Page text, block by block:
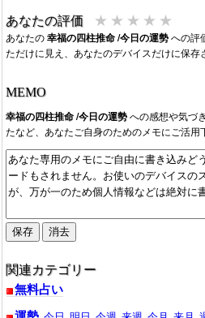
あなたの評価 ★ ★ ★ ★ ★
あなたの幸福の四柱推命 /今日の運勢への評
ただけに見え、あなたのデバイスだけに保存
MEMO
幸福の四柱推命 /今日の運勢への感想や気づ
たなど、あなたご自身のためのメモにご活用
関連カテゴリー
無料占い